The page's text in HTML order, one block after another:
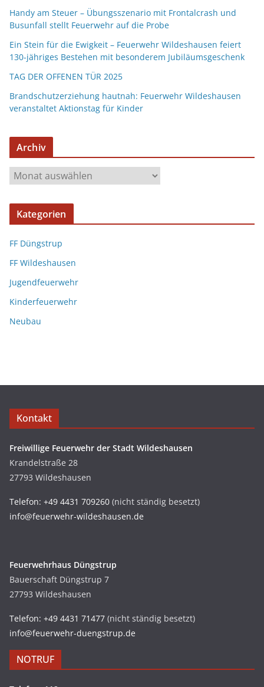
Handy am Steuer – Übungsszenario mit Frontalcrash und
Busunfall stellt Feuerwehr auf die Probe
Ein Stein für die Ewigkeit – Feuerwehr Wildeshausen feiert
130-jähriges Bestehen mit besonderem Jubiläumsgeschenk
TAG DER OFFENEN TÜR 2025
Brandschutzerziehung hautnah: Feuerwehr Wildeshausen
veranstaltet Aktionstag für Kinder
Archiv
Kategorien
FF Düngstrup
FF Wildeshausen
Jugendfeuerwehr
Kinderfeuerwehr
Neubau
Kontakt
Freiwillige Feuerwehr der Stadt Wildeshausen
Krandelstraße 28
27793 Wildeshausen
Telefon: +49 4431 709260 (nicht ständig besetzt)
info@feuerwehr-wildeshausen.de
Feuerwehrhaus Düngstrup
Bauerschaft Düngstrup 7
27793 Wildeshausen
Telefon: +49 4431 71477 (nicht ständig besetzt)
info@feuerwehr-duengstrup.de
NOTRUF